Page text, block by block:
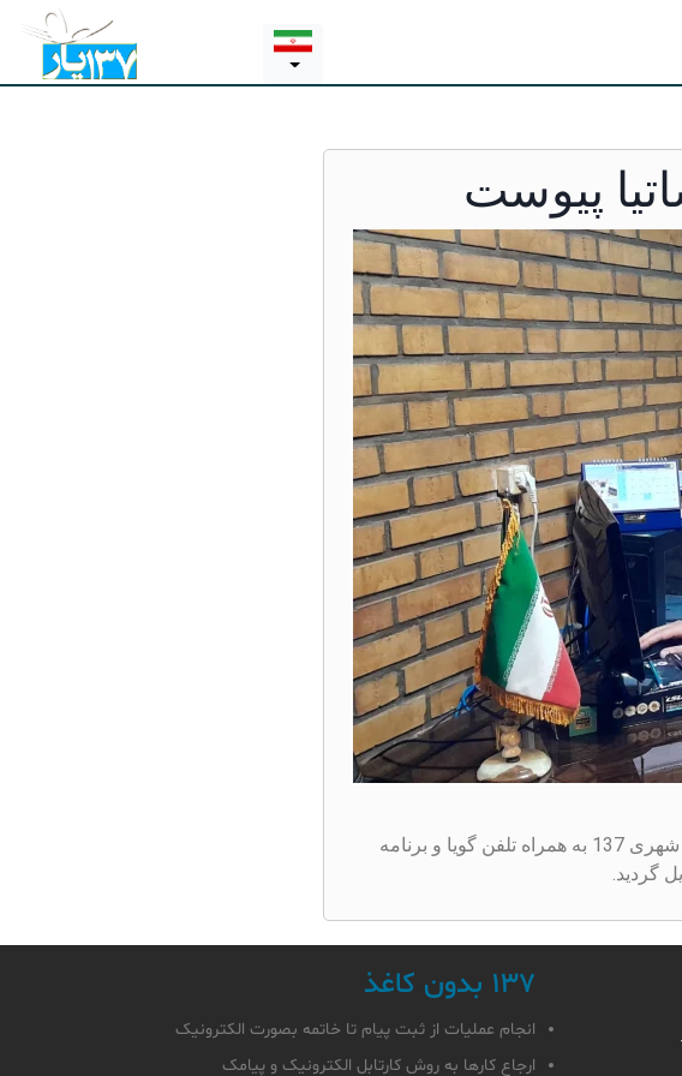
در جلسه ای به مورخ 1403/11/3 با حضور مدیر متحرم بازرسی و ریاست واحد انفورماتیک برگزار شد و سامانه مدیریت شهری 137 به همراه تلفن گویا و برنامه
۱۳۷ بدون کاغذ
انجام عملیات از ثبت پیام تا خاتمه بصورت الکترونیک
ارجاع کارها به روش کارتابل الکترونیک و پیامک